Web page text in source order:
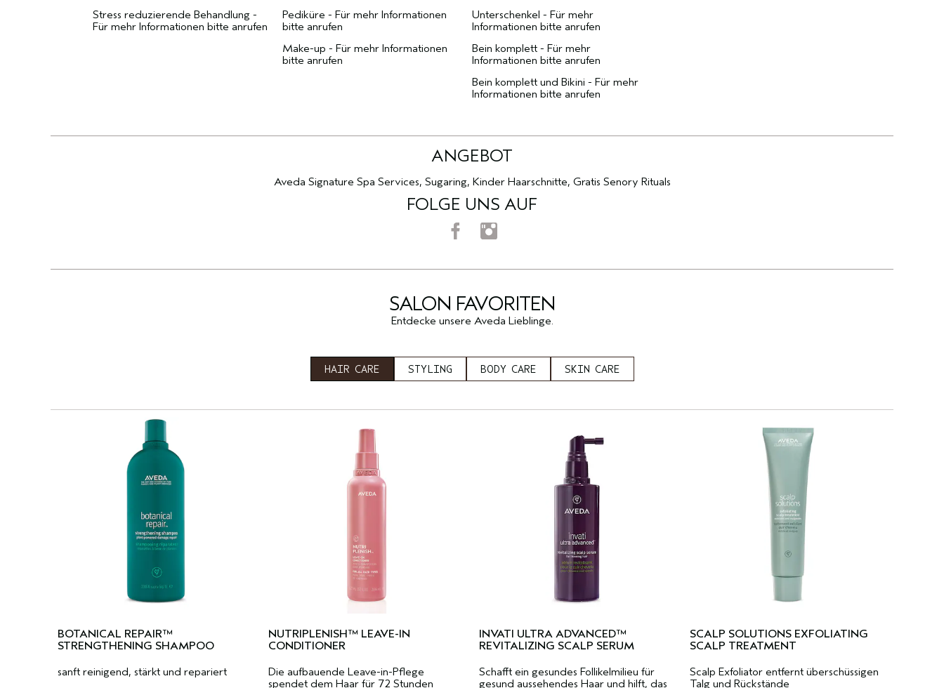
Stress reduzierende Behandlung -
Für mehr Informationen bitte anrufen
Pediküre - Für mehr Informationen
bitte anrufen
Make-up - Für mehr Informationen
bitte anrufen
Unterschenkel - Für mehr
Informationen bitte anrufen
Bein komplett - Für mehr
Informationen bitte anrufen
Bein komplett und Bikini - Für mehr
Informationen bitte anrufen
ANGEBOT
Aveda Signature Spa Services, Sugaring, Kinder Haarschnitte, Gratis Senory Rituals
FOLGE UNS AUF
SALON FAVORITEN
Entdecke unsere Aveda Lieblinge.
HAIR CARE STYLING BODY CARE SKIN CARE
BOTANICAL REPAIR™
STRENGTHENING SHAMPOO
sanft reinigend, stärkt und repariert
NUTRIPLENISH™ LEAVE-IN
CONDITIONER
Die aufbauende Leave-in-Pflege
spendet dem Haar für 72 Stunden
INVATI ULTRA ADVANCED™
REVITALIZING SCALP SERUM
Schafft ein gesundes Follikelmilieu für
gesund aussehendes Haar und hilft, das
SCALP SOLUTIONS EXFOLIATING
SCALP TREATMENT
Scalp Exfoliator entfernt überschüssigen
Talg und Rückstände